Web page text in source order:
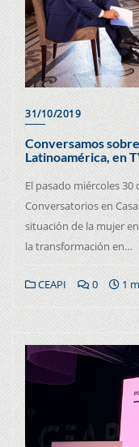
31/10/2019
Conversamos
Latinoamérica, en
El pasado miércoles
Conversatorios en
situación de la mujer
la transformación en…
CEAPI 0 1